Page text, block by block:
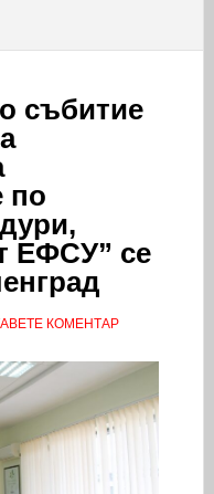
събитие
по
ЕФСУ” се
КОМЕНТАР